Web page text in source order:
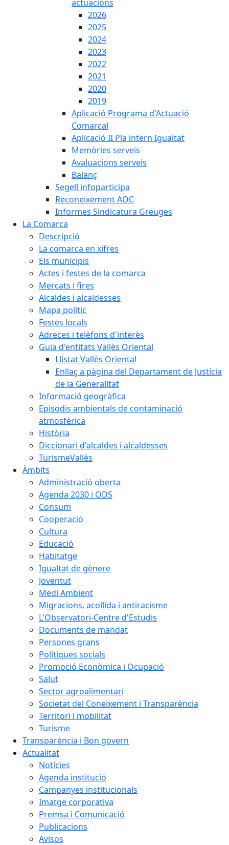
actuacions
2026
2025
2024
2023
2022
2021
2020
2019
Aplicació Programa d'Actuació
Comarcal
Aplicació II Pla intern Igualtat
Memòries serveis
Avaluacions serveis
Balanç
Segell infoparticipa
Reconeixement AOC
Informes Sindicatura Greuges
La Comarca
Descripció
La comarca en xifres
Els municipis
Actes i festes de la comarca
Mercats i fires
Alcaldes i alcaldesses
Mapa polític
Festes locals
Adreces i telèfons d'interès
Guia d'entitats Vallès Oriental
Llistat Vallès Oriental
Enllaç a pàgina del Departament de Justícia
de la Generalitat
Informació geogràfica
Episodis ambientals de contaminació
atmosfèrica
Història
Diccionari d'alcaldes i alcaldesses
TurismeVallès
Àmbits
Administració oberta
Agenda 2030 i ODS
Consum
Cooperació
Cultura
Educació
Habitatge
Igualtat de gènere
Joventut
Medi Ambient
Migracions, acollida i antiracisme
L'Observatori-Centre d'Estudis
Documents de mandat
Persones grans
Polítiques socials
Promoció Econòmica i Ocupació
Salut
Sector agroalimentari
Societat del Coneixement i Transparència
Territori i mobilitat
Turisme
Transparència i Bon govern
Actualitat
Notícies
Agenda institució
Campanyes institucionals
Imatge corporativa
Premsa i Comunicació
Publicacions
Avisos